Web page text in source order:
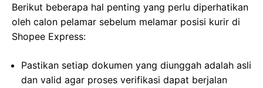
Berikut beberapa hal penting yang perlu diperhatikan
oleh calon pelamar sebelum melamar posisi kurir di
Shopee Express:
Pastikan setiap dokumen yang diunggah adalah asli
dan valid agar proses verifikasi dapat berjalan